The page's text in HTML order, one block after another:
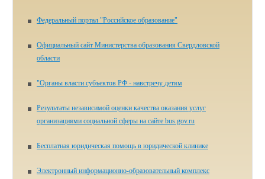
Федеральный портал "Российское образование"
Официальный сайт Министерства образования Свердловской
области
"Органы власти субъектов РФ - навстречу детям
Результаты независимой оценки качества оказания услуг
организациями социальной сферы на сайте bus.gov.ru
Бесплатная юридическая помощь в юридической клинике
Электронный информационно-образовательный комплекс